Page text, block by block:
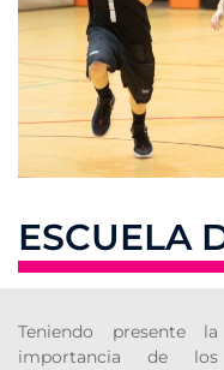
ESCUELA
Teniendo presente la
importancia de los